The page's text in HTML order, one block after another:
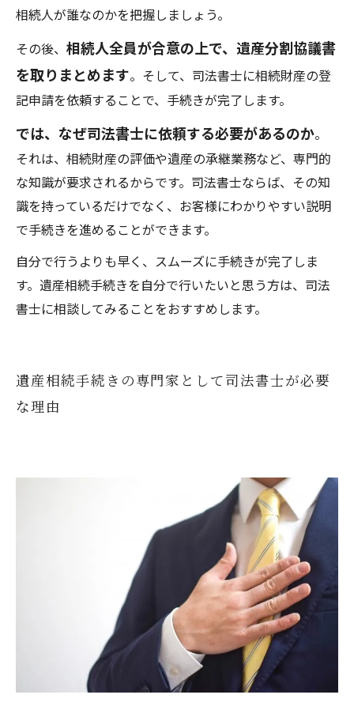
相続人が誰なのかを把握しましょう。
その後、 相続人全員が合意の上で、遺産分割協議書
を取りまとめます。そして、司法書士に相続財産の登
記申請を依頼することで、手続きが完了します。
では、なぜ司法書士に依頼する必要があるのか。
それは、相続財産の評価や遺産の承継業務など、専門的
な知識が要求されるからです。司法書士ならば、その知
識を持っているだけでなく、お客様にわかりやすい説明
で手続きを進めることができます。
自分で行うよりも早く、スムーズに手続きが完了しま
す。遺産相続手続きを自分で行いたいと思う方は、司法
書士に相談してみることをおすすめします。
遺産相続手続きの専門家として司法書士が必要
な理由